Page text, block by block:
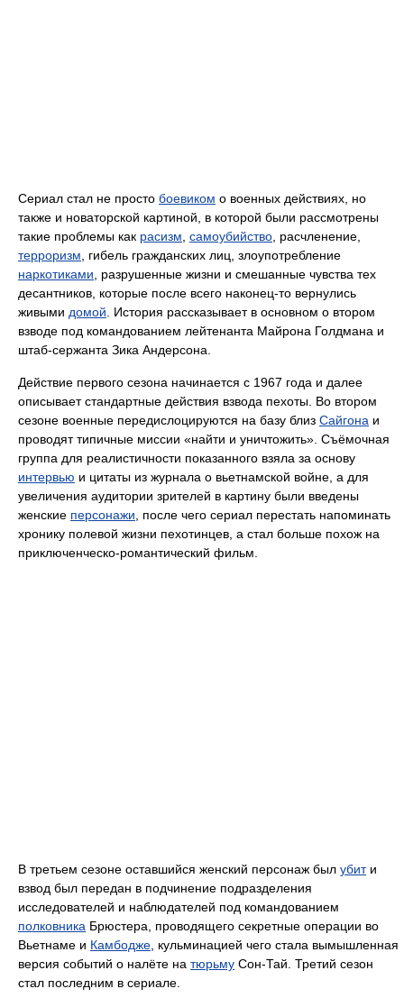
Сериал стал не просто боевиком о военных действиях, но
также и новаторской картиной, в которой были рассмотрены
такие проблемы как расизм самоубийство , расчленение,
терроризм , гибель гражданских лиц, злоупотребление
наркотиками , разрушенные жизни и смешанные чувства тех
десантников, которые после всего наконец-то вернулись
живыми домой . История рассказывает в основном о втором
взводе под командованием лейтенанта Майрона Голдмана и
штаб-сержанта Зика Андерсона.
Действие первого сезона начинается с 1967 года и далее
описывает стандартные действия взвода пехоты. Во втором
сезоне военные передислоцируются на базу близ Сайгона и
проводят типичные миссии «найти и уничтожить». Съёмочная
группа для реалистичности показанного взяла за основу
интервью и цитаты из журнала о вьетнамской войне, а для
увеличения аудитории зрителей в картину были введены
женские персонажи , после чего сериал перестать напоминать
хронику полевой жизни пехотинцев, а стал больше похож на
приключенческо-романтический фильм.
В третьем сезоне оставшийся женский персонаж был убити
взвод был передан в подчинение подразделения
исследователей и наблюдателей под командованием
полковника Брюстера, проводящего секретные операции во
Вьетнаме и Камбодже , кульминацией чего стала вымышленная
версия событий о налёте на тюрьму Сон-Тай. Третий сезон
стал последним в сериале.